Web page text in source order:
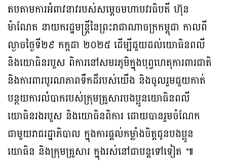
តបតាមការអំពាវនាវរបស់សម្តេចមហាបវរធិបតី ហ៊ុន
ម៉ាណែត នាយករដ្ឋមន្ត្រីនៃព្រះរាជាណាចក្រកម្ពុជា កាលពី
ល្ងាចថ្ងៃទី២៩ កក្កដា ២០២៥ ដើម្បីជួយដល់យោធិនពលី
និងយោធិនរបួស ពិការនៅសមរភូមិក្នុងបុព្វហេតុការពារជាតិ
និងការពារបូរណភាពទឹកដីរបស់យើង និងចូលរួមជួយកាត់
បន្ថយការលំបាករបស់ក្រុមគ្រួសារបងប្អូនយោធិនពលី
យោធិនរងរបួស និងយោធិនពិការ ដោយបានរួមចំណែក
ជាមួយរាជរដ្ឋាភិបាល ក្នុងការផ្ដល់កម្លាំងចិត្តជូនបងប្អូន
យោធិន និងក្រុមគ្រួសារ ក្នុងរស់នៅជាបន្តទៅទៀត ៕